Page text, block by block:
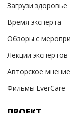
Загрузи здоровье
Время эксперта
Обзоры с
Лекции экспертов
Авторское мнение
Фильмы EverCare